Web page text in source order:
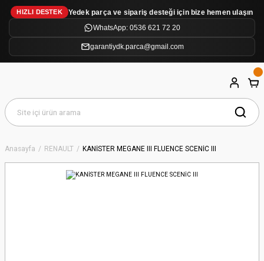
HIZLI DESTEK
Yedek parça ve sipariş desteği için bize hemen ulaşın
WhatsApp: 0536 621 72 20
garantiydk.parca@gmail.com
Anasayfa RENAULT KANİSTER MEGANE III FLUENCE SCENİC III